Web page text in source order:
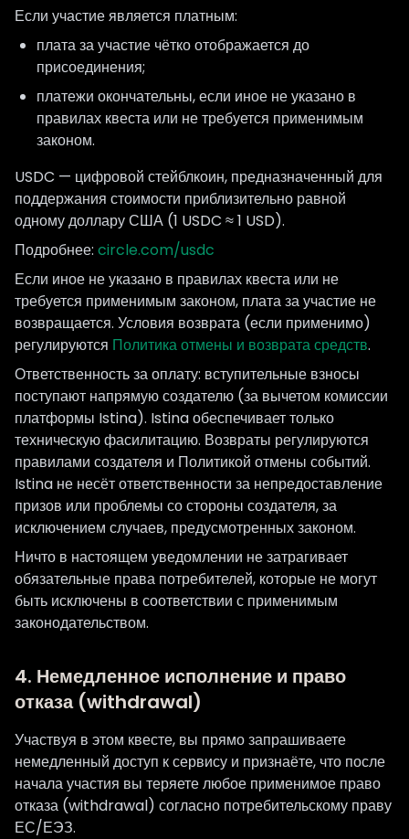
Если участие является платным:
плата за участие чётко отображается до
присоединения;
платежи окончательны, если иное не указано в
правилах квеста или не требуется применимым
законом.
USDC — цифровой стейблкоин, предназначенный для
поддержания стоимости приблизительно равной
одному доллару США (1 USDC ≈ 1 USD).
Подробнее: circle.com/usdc
Если иное не указано в правилах квеста или не
требуется применимым законом, плата за участие не
возвращается. Условия возврата (если применимо)
регулируются Политика отмены и возврата средств.
Ответственность за оплату: вступительные взносы
поступают напрямую создателю (за вычетом комиссии
платформы Istina). Istina обеспечивает только
техническую фасилитацию. Возвраты регулируются
правилами создателя и Политикой отмены событий.
Istina не несёт ответственности за непредоставление
призов или проблемы со стороны создателя, за
исключением случаев, предусмотренных законом.
Ничто в настоящем уведомлении не затрагивает
обязательные права потребителей, которые не могут
быть исключены в соответствии с применимым
законодательством.
4. Немедленное исполнение и право
отказа (withdrawal)
Участвуя в этом квесте, вы прямо запрашиваете
немедленный доступ к сервису и признаёте, что после
начала участия вы теряете любое применимое право
отказа (withdrawal) согласно потребительскому праву
ЕС/ЕЭЗ.